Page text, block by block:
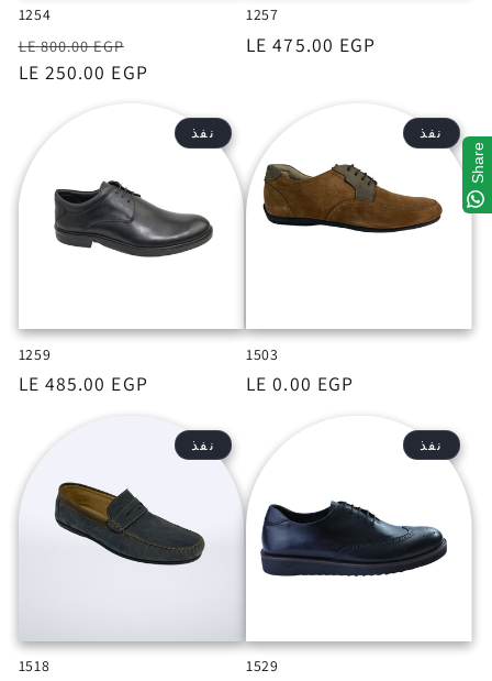
1254
السعر
LE 800.00 EGP
بعدLE 250.00 EGP
1257
السعر
LE 475.00 EGP
نفذ
1259
السعر
LE 485.00 EGP
نفذ
1503
السعر
LE 0.00 EGP
نفذ
1518
نفذ
1529
Share